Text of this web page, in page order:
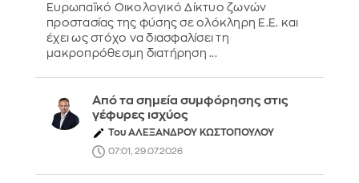
Ευρωπαϊκό Οικολογικό Δίκτυο ζωνών
προστασίας της φύσης σε ολόκληρη Ε.Ε. και
έχει ως στόχο να διασφαλίσει τη
μακροπρόθεσμη διατήρηση ...
Από τα σημεία συμφόρησης στις
γέφυρες ισχύος
Του ΑΛΕΞΑΝΔΡΟΥ ΚΩΣΤΟΠΟΥΛΟΥ
07:01, 29.07.2026